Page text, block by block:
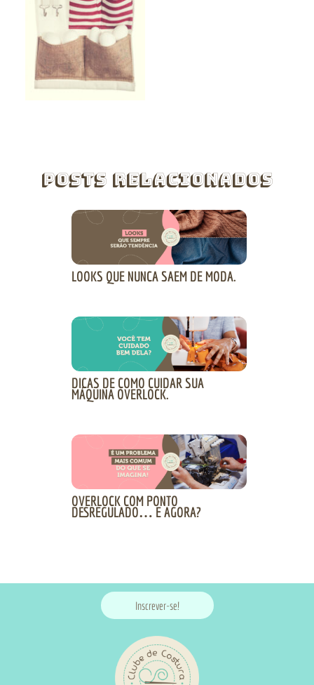
Posts Relacionados
LOOKS QUE NUNCA SAEM DE MODA.
DICAS DE COMO CUIDAR SUA
MÁQUINA OVERLOCK.
OVERLOCK COM PONTO
DESREGULADO… E AGORA?
Inscrever-se!